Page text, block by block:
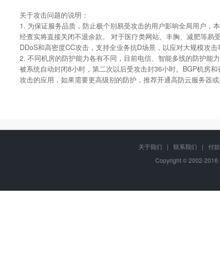
关于攻击问题的说明：
1. 为保证服务品质，防止极个别易受攻击的用户影响全局用户，
经查实将直接关闭不退余款。 对于医疗类网站、丰胸、减肥等
DDoS和高密度CC攻击，支持全业务抗D场景，以应对大规模攻
2. 不同机房的防护能力各有不同，目前电信、智能多线的防护能
被系统自动封闭8小时，第二次以后受攻击封36小时。BGP机房
攻击的应用，如果需要更高级别的防护，推荐开通高防云服务器
关于我们 | 联系我们 |
付
Copyright © 2002-